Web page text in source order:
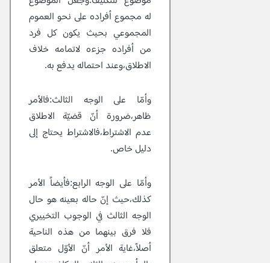
له مجموع أفراده على نحو العموم
المجموعي بحيث يكون كل فرد
من أفراده جزءه لاتمامه خلاف
الاطلاق،وعند احتماله يدفع به.
وأمّا على الوجه الثالث:فالأمر
ظاهر،ضرورة أنّ قضيّة الاطلاق
عدم الاشتراط،فالاشتراط يحتاج إلى
دليل خاص.
وأمّا على الوجه الرابع:فأيضاً الأمر
كذلك،حيث إنّ حاله بعينه هو حال
الوجه الثالث في الوجوب التخييري
فلا فرق بينهما من هذه الناحية
أصلاً،غاية الأمر أنّ الأوّل متعلق